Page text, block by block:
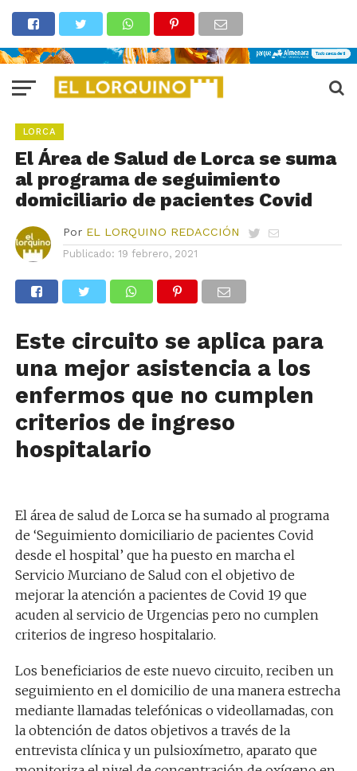
LORCA
El Área de Salud de Lorca se suma
al programa de seguimiento
domiciliario de pacientes Covid
Por EL LORQUINO REDACCIÓN
Publicado: 19 febrero, 2021
Este circuito se aplica para
una mejor asistencia a los
enfermos que no cumplen
criterios de ingreso
hospitalario
El área de salud de Lorcase ha sumado al programa
de ‘Seguimiento domiciliario de pacientes Covid
desde el hospital’ que ha puesto en marcha el
Servicio Murciano de Salud con el objetivo de
mejorar la atención a pacientes de Covid 19 que
acuden al servicio de Urgencias pero no cumplen
criterios de ingreso hospitalario.
Los beneficiarios de este nuevo circuito, recibenun
seguimiento en el domicilio de una manera estrecha
mediante llamadas telefónicas o videollamadas, con
la obtención de datos objetivos a través de la
entrevista clínica y un pulsioxímetro, aparato que